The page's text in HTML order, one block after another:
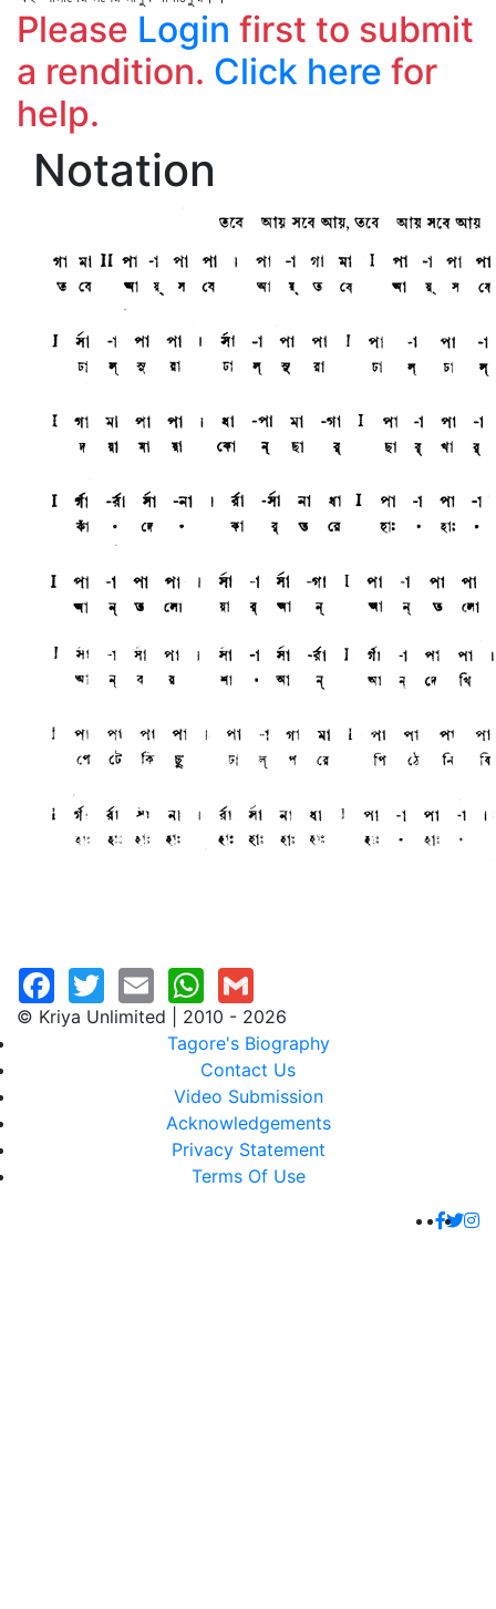
Please Login first to submit
a rendition. Click here for
help.
Notation
© Kriya Unlimited | 2010 - 2026
Tagore's Biography
Contact Us
Video Submission
Acknowledgements
Privacy Statement
Terms Of Use